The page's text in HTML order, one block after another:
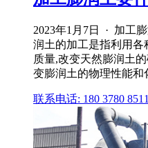
2023年1月7日 · 加工
润土的加工是指利用各
质量,改变天然膨润土
变膨润土的物理性能和
联系电话: 180 3780 8511